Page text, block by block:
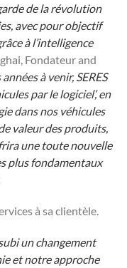
de la révolution
avec pour objectif
à l’intelligence
Fondateur and
années à venir, SERES
par le logiciel’, en
dans nos véhicules
valeur des produits,
une toute nouvelle
plus fondamentaux
à sa clientèle.
un changement
et notre approche